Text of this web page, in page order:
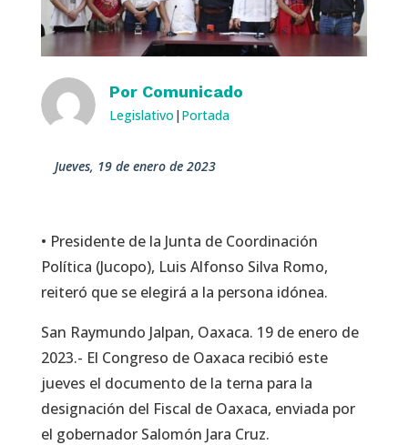
Por Comunicado
Legislativo | Portada
jueves, 19 de enero de 2023
• Presidente de la Junta de Coordinación
Política (Jucopo), Luis Alfonso Silva Romo,
reiteró que se elegirá a la persona idónea.
San Raymundo Jalpan, Oaxaca. 19 de enero de
2023.- El Congreso de Oaxaca recibió este
jueves el documento de la terna para la
designación del Fiscal de Oaxaca, enviada por
el gobernador Salomón Jara Cruz.